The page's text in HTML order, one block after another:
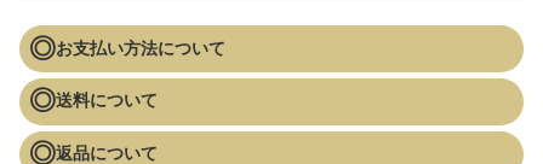
お支払い方法について
送料について
返品について